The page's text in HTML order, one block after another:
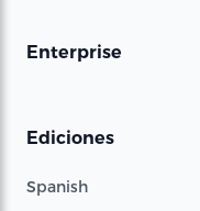
Enterprise
Ediciones
Spanish